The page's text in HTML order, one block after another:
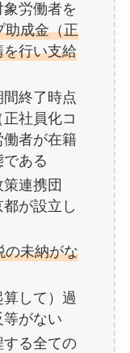
労働者を
助成金（正
行い支給
終了時点
社員化コ
者が在籍
ある
連携団
が設立し
の未納がな
算して）過
がない
る全ての